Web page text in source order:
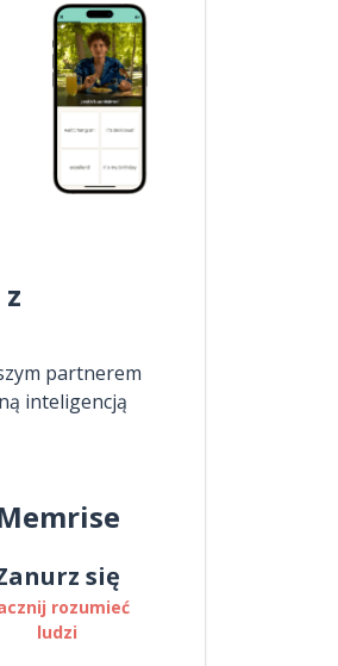
partnerem
inteligencją
się
rozumieć
ludzi